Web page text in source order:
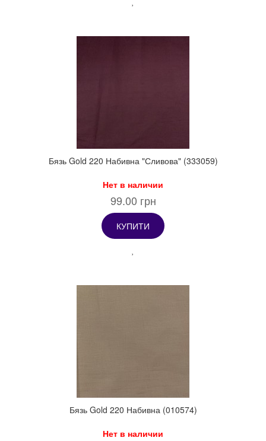
Бязь Gold 220 Набивна "Сливова" (333059)
Нет в наличии
99.00 грн
КУПИТИ
Бязь Gold 220 Набивна (010574)
Нет в наличии